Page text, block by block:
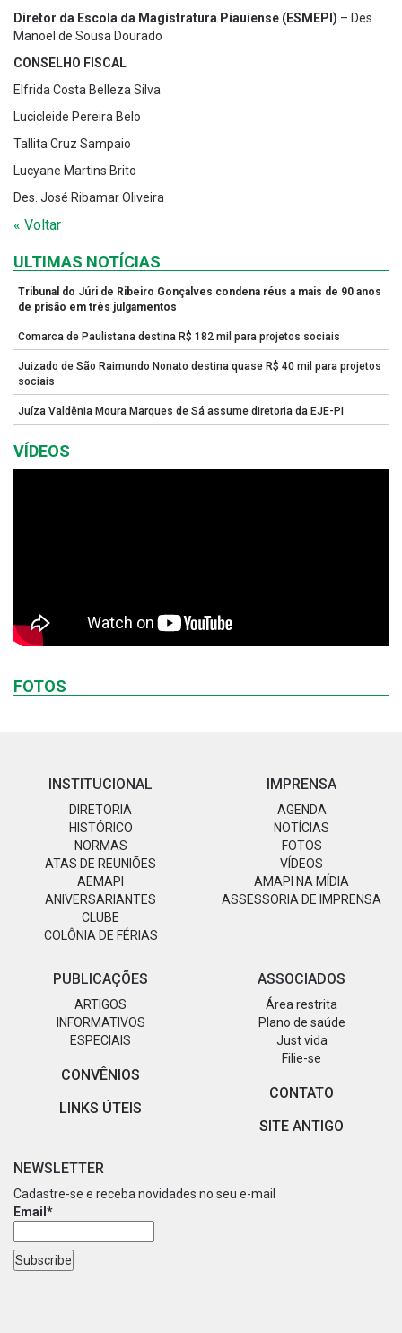
Diretor da Escola da Magistratura Piauiense (ESMEPI) – Des.
Manoel de Sousa Dourado
CONSELHO FISCAL
Elfrida Costa Belleza Silva
Lucicleide Pereira Belo
Tallita Cruz Sampaio
Lucyane Martins Brito
Des. José Ribamar Oliveira
« Voltar
ULTIMAS NOTÍCIAS
Tribunal do Júri de Ribeiro Gonçalves condena réus a mais de 90 anos
de prisão em três julgamentos
Comarca de Paulistana destina R$ 182 mil para projetos sociais
Juizado de São Raimundo Nonato destina quase R$ 40 mil para projetos
sociais
Juíza Valdênia Moura Marques de Sá assume diretoria da EJE-PI
VÍDEOS
FOTOS
INSTITUCIONAL
DIRETORIA
HISTÓRICO
NORMAS
ATAS DE REUNIÕES
AEMAPI
ANIVERSARIANTES
CLUBE
COLÔNIA DE FÉRIAS
IMPRENSA
AGENDA
NOTÍCIAS
FOTOS
VÍDEOS
AMAPI NA MÍDIA
ASSESSORIA DE IMPRENSA
PUBLICAÇÕES
ARTIGOS
INFORMATIVOS
ESPECIAIS
CONVÊNIOS
LINKS ÚTEIS
ASSOCIADOS
Área restrita
Plano de saúde
Just vida
Filie-se
CONTATO
SITE ANTIGO
NEWSLETTER
Cadastre-se e receba novidades no seu e-mail
Email*